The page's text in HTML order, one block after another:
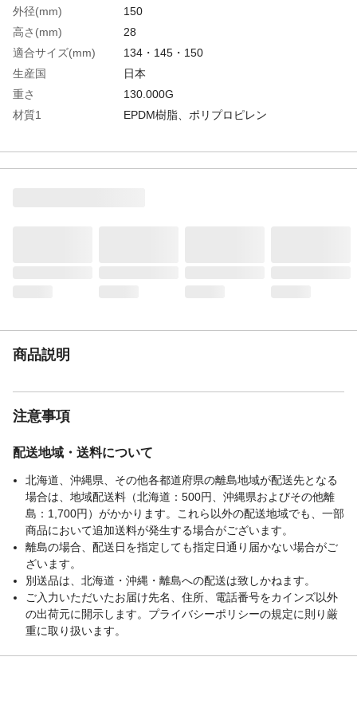
外径(mm)
150
高さ(mm)
28
適合サイズ(mm)
134・145・150
生産国
日本
重さ
130.000G
材質1
EPDM樹脂、ポリプロピレン
ステアリン酸カルシウム、第四アンモニウ
ム塩
商品説明
注意事項
配送地域・送料について
北海道、沖縄県、その他各都道府県の離島地域が配送先となる
場合は、地域配送料（北海道：500円、沖縄県およびその他離
島：1,700円）がかかります。これら以外の配送地域でも、一部
商品において追加送料が発生する場合がございます。
離島の場合、配送日を指定しても指定日通り届かない場合がご
ざいます。
別送品は、北海道・沖縄・離島への配送は致しかねます。
ご入力いただいたお届け先名、住所、電話番号をカインズ以外
の出荷元に開示します。プライバシーポリシーの規定に則り厳
重に取り扱います。